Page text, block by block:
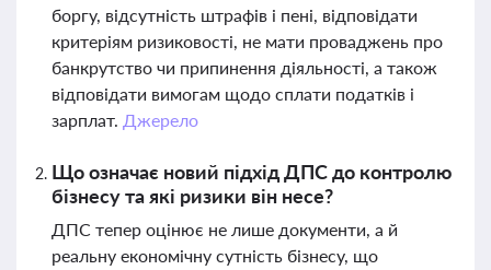
боргу, відсутність штрафів і пені, відповідати
критеріям ризиковості, не мати проваджень про
банкрутство чи припинення діяльності, а також
відповідати вимогам щодо сплати податків і
зарплат. Джерело
Що означає новий підхід ДПС до контролю
бізнесу та які ризики він несе?
ДПС тепер оцінює не лише документи, а й
реальну економічну сутність бізнесу, що